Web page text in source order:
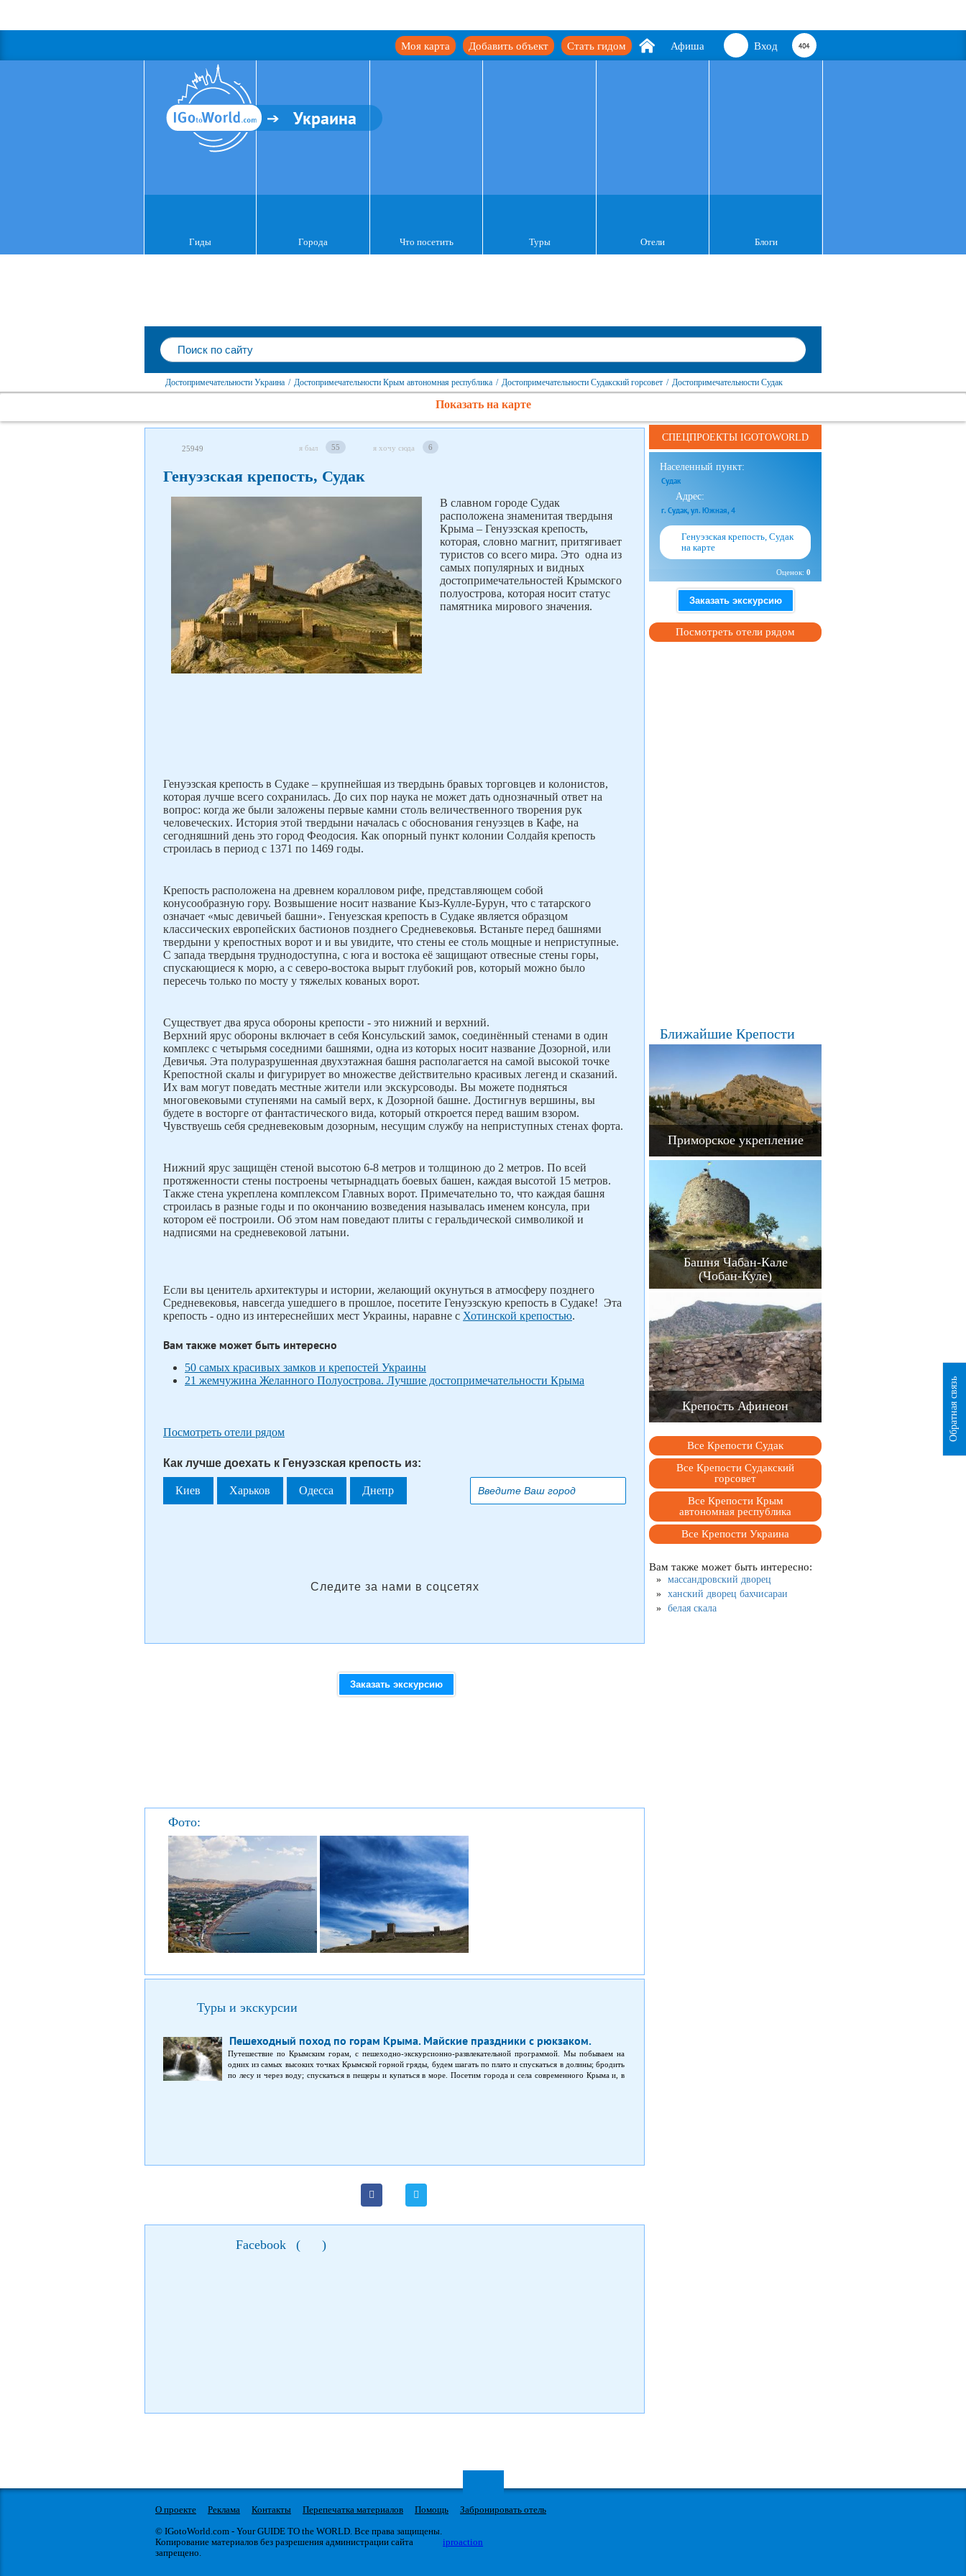
Вход
Афиша
Стать гидом
Добавить объект
Моя карта
Украина
Гиды Города Что посетить Туры Отели Блоги
Достопримечательности Украина / Достопримечательности Крым автономная республика / Достопримечательности Судакский горсовет / Достопримечательности Судак
Показать на карте
25949 я был 55 я хочу сюда 6
Генуэзская крепость, Судак
В славном городе Судак
расположена знаменитая твердыня
Крыма – Генуэзская крепость,
которая, словно магнит, притягивает
туристов со всего мира. Это одна из
самых популярных и видных
достопримечательностей Крымского
полуострова, которая носит статус
памятника мирового значения.
Генуэзская крепость в Судаке – крупнейшая из твердынь бравых торговцев и колонистов,
которая лучше всего сохранилась. До сих пор наука не может дать однозначный ответ на
вопрос: когда же были заложены первые камни столь величественного творения рук
человеческих. История этой твердыни началась с обоснования генуэзцев в Кафе, на
сегодняшний день это город Феодосия. Как опорный пункт колонии Солдайя крепость
строилась в период с 1371 по 1469 годы.
Крепость расположена на древнем коралловом рифе, представляющем собой
конусообразную гору. Возвышение носит название Кыз-Кулле-Бурун, что с татарского
означает «мыс девичьей башни». Генуезская крепость в Судаке является образцом
классических европейских бастионов позднего Средневековья. Встаньте перед башнями
твердыни у крепостных ворот и и вы увидите, что стены ее столь мощные и неприступные.
С запада твердыня труднодоступна, с юга и востока её защищают отвесные стены горы,
спускающиеся к морю, а с северо-востока вырыт глубокий ров, который можно было
пересечь только по мосту у тяжелых кованых ворот.
Существует два яруса обороны крепости - это нижний и верхний.
Верхний ярус обороны включает в себя Консульский замок, соединённый стенами в один
комплекс с четырьмя соседними башнями, одна из которых носит название Дозорной, или
Девичья. Эта полуразрушенная двухэтажная башня располагается на самой высокой точке
Крепостной скалы и фигурирует во множестве действительно красивых легенд и сказаний.
Их вам могут поведать местные жители или экскурсоводы. Вы можете подняться
многовековыми ступенями на самый верх, к Дозорной башне. Достигнув вершины, вы
будете в восторге от фантастического вида, который откроется перед вашим взором.
Чувствуешь себя средневековым дозорным, несущим службу на неприступных стенах форта.
Нижний ярус защищён стеной высотою 6-8 метров и толщиною до 2 метров. По всей
протяженности стены построены четырнадцать боевых башен, каждая высотой 15 метров.
Также стена укреплена комплексом Главных ворот. Примечательно то, что каждая башня
строилась в разные годы и по окончанию возведения называлась именем консула, при
котором её построили. Об этом нам поведают плиты с геральдической символикой и
надписями на средневековой латыни.
Если вы ценитель архитектуры и истории, желающий окунуться в атмосферу позднего
Средневековья, навсегда ушедшего в прошлое, посетите Генуэзскую крепость в Судаке! Эта
крепость - одно из интереснейших мест Украины, наравне с Хотинской крепостью.
Вам также может быть интересно
50 самых красивых замков и крепостей Украины
21 жемчужина Желанного Полуострова. Лучшие достопримечательности Крыма
Посмотреть отели рядом
Как лучше доехать к Генуэзская крепость из:
Киев Харьков Одесса Днепр
Следите за нами в соцсетях
Заказать экскурсию
Фото:
Туры и экскурсии
Пешеходный поход по горам Крыма. Майские праздники с рюкзаком.
Путешествие по Крымским горам, с пешеходно-экскурсионно-развлекательной программой. Мы побываем на
одних из самых высоких точках Крымской горной гряды, будем шагать по плато и спускаться в долины; бродить
по лесу и через воду; спускаться в пещеры и купаться в море. Посетим города и села современного Крыма и, в
Facebook ( )
СПЕЦПРОЕКТЫ IGOTOWORLD
Населенный пункт:
Судак
Адрес:
г. Судак, ул. Южная, 4
Генуэзская крепость, Судак
на карте
Оценок: 0
Заказать экскурсию
Посмотреть отели рядом
Ближайшие Крепости
Приморское укрепление
Башня Чабан-Кале
(Чобан-Куле)
Крепость Афинеон
Все Крепости Судак
Все Крепости Судакский
горсовет
Все Крепости Крым
автономная республика
Все Крепости Украина
Вам также может быть интересно:
массандровский дворец
ханский дворец бахчисараи
белая скала
О проекте Реклама Контакты Перепечатка материалов Помощь
Забронировать отель
© IGotoWorld.com - Your GUIDE TO the WORLD. Все права защищены.
Копирование материалов без разрешения администрации сайта
запрещено.
iproaction
Обратная связь